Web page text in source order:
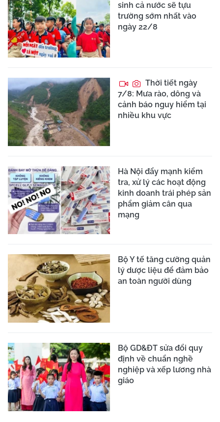
sinh cả nước sẽ tựu
trường sớm nhất vào
ngày 22/8
Thời tiết ngày
7/8: Mưa rào, dông và
cảnh báo nguy hiểm tại
nhiều khu vực
Hà Nội đẩy mạnh kiểm
tra, xử lý các hoạt động
kinh doanh trái phép sản
phẩm giảm cân qua
mạng
Bộ Y tế tăng cường quản
lý dược liệu để đảm bảo
an toàn người dùng
Bộ GD&ĐT sửa đổi quy
định về chuẩn nghề
nghiệp và xếp lương nhà
giáo